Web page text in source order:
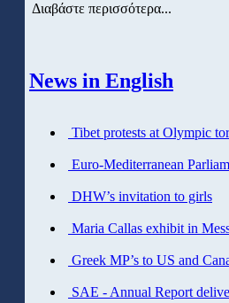
Διαβάστε περισσότερα...
News in English
Tibet protests at Olympic
Euro-Mediterranean
DHW’s invitation to girls
Maria Callas exhibit in
Greek MP’s to US and
SAE - Annual Report